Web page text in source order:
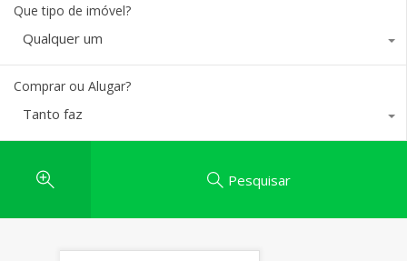
Que tipo de imóvel?
Qualquer um
Comprar ou Alugar?
Tanto faz
Pesquisar